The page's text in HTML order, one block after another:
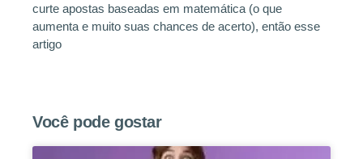
curte apostas baseadas em matemática (o que
aumenta e muito suas chances de acerto), então esse
artigo
Você pode gostar